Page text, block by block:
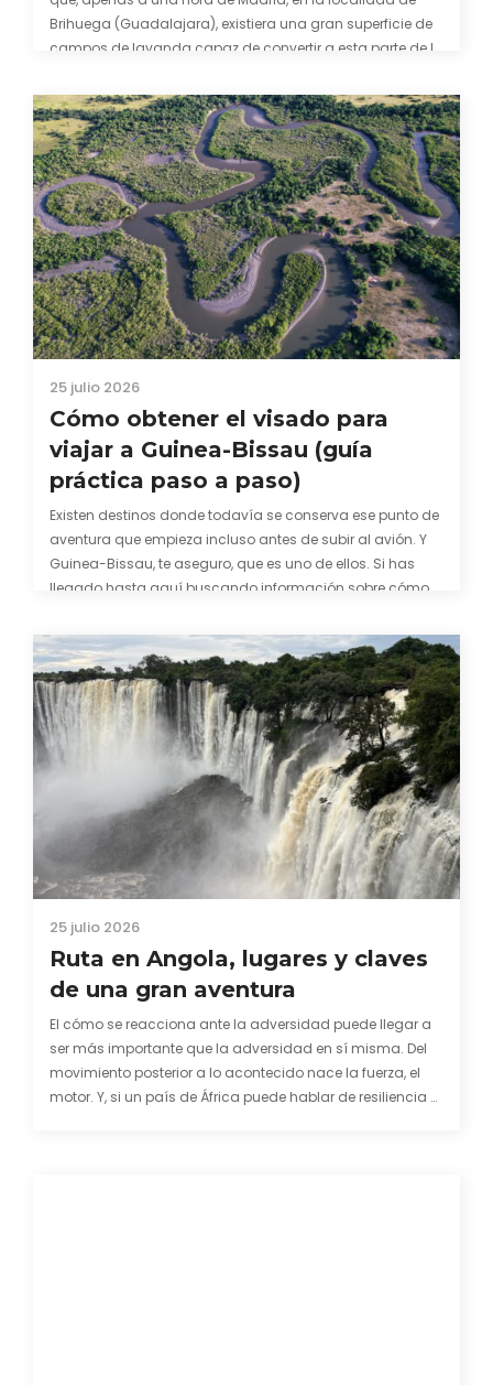
Brihuega (Guadalajara), existiera una gran superficie de
campos de lavanda capaz de convertir a esta parte de la
color morado se…
25 julio 2026
Cómo obtener el visado para
viajar a Guinea-Bissau (guía
práctica paso a paso)
Existen destinos donde todavía se conserva ese punto de
aventura que empieza incluso antes de subir al avión. Y
Guinea-Bissau, te aseguro, que es uno de ellos. Si has
llegado hasta aquí buscando información sobre cómo
probablemente ya te hayas encontrado con que…
25 julio 2026
Ruta en Angola, lugares y claves
de una gran aventura
El cómo se reacciona ante la adversidad puede llegar a
ser más importante que la adversidad en sí misma. Del
movimiento posterior a lo acontecido nace la fuerza, el
motor. Y, si un país de África puede hablar de resiliencia y